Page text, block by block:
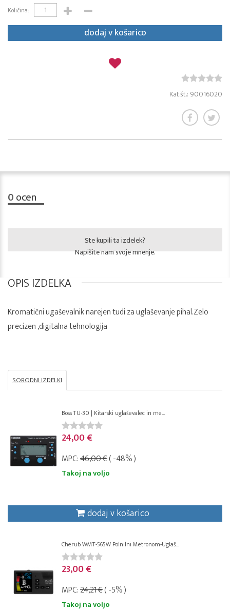
Količina:
dodaj v košarico
Kat.št.: 90016020
0ocen
Ste kupili ta izdelek?
Napišite nam svoje mnenje.
OPIS IZDELKA
Kromatični ugaševalnik narejen tudi za uglaševanje pihal.Zelo
precizen ,digitalna tehnologija
SORODNI IZDELKI
Boss TU-30 | Kitarski uglaševalec in me...
24,00 €
MPC:46,00 €( -48% )
Takoj na voljo
dodaj v košarico
Cherub WMT-565W Polnilni Metronom-Uglaš...
23,00 €
MPC:24,21 €( -5% )
Takoj na voljo